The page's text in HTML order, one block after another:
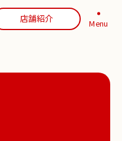
店舗紹介 Menu